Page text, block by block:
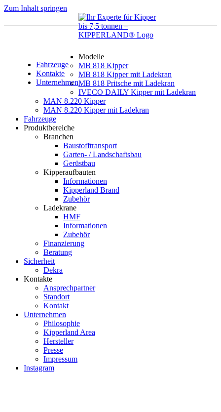
Zum Inhalt springen
Fahrzeuge
Kontakte
Unternehmen
Modelle
MB 818 Kipper
MB 818 Kipper mit Ladekran
MB 818 Pritsche mit Ladekran
IVECO DAILY Kipper mit Ladekran
MAN 8.220 Kipper
MAN 8.220 Kipper mit Ladekran
Fahrzeuge
Produktbereiche
Branchen
Baustofftransport
Garten- / Landschaftsbau
Gerüstbau
Kipperaufbauten
Informationen
Kipperland Brand
Zubehör
Ladekrane
HMF
Informationen
Zubehör
Finanzierung
Beratung
Sicherheit
Dekra
Kontakte
Ansprechpartner
Standort
Kontakt
Unternehmen
Philosophie
Kipperland Area
Hersteller
Presse
Impressum
Instagram